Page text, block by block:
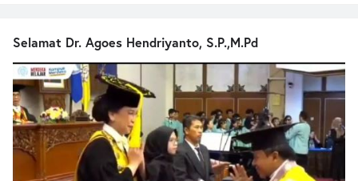
Selamat Dr. Agoes Hendriyanto, S.P.,M.Pd